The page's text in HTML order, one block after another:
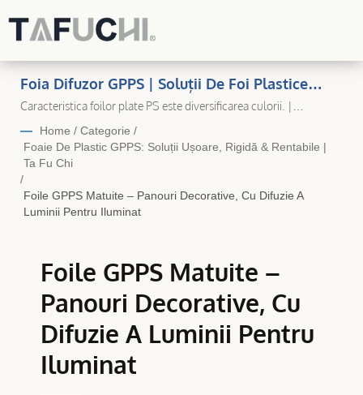
Foia Difuzor GPPS | Soluții De Foi Plastice
Durabile Și De Înaltă Calitate Pentru Fiecare
Aplicație
Caracteristica foilor plate PS este diversificarea culorii. |
Home / Categorie /
Foaie De Plastic GPPS: Soluții Ușoare, Rigidă & Rentabile |
Ta Fu Chi
/
Foile GPPS Matuite – Panouri Decorative, Cu Difuzie A
Luminii Pentru Iluminat
Foile GPPS Matuite –
Panouri Decorative, Cu
Difuzie A Luminii Pentru
Iluminat